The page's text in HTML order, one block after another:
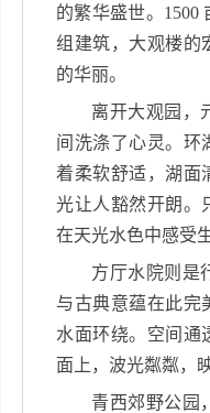
的繁华盛世。 1500
组建筑，大观楼的
的华丽。
离开大观园，
间洗涤了心灵。环
着柔软舒适，湖面
光让人豁然开朗。
在天光水色中感受
方厅水院则是
与古典意蕴在此完
水面环绕。空间通
面上，波光粼粼，
青西郊野公园